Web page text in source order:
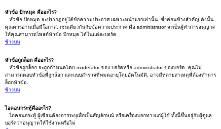
หัวข้อ ปักหมุด คืออะไร?
หัวข้อ ปักหมุด จะปรากฏอยู่ใต้ข้อความประกาศ เฉพาะหน้าแรกเท่านั้น. ซึ่งค่อนข้างสำคัญ ดังนั้น
คุณควรอ่านเมื่อมีโอกาส. เช่นเดียวกันกับข้อความประกาศ คือ administrator จะเป็นผู้ทำการอนุญาต
ให้คุณสามารถโพสต์หัวข้อ ปักหมุด ได้ในแต่ละบอร์ด.
ข้างบน
หัวข้อถูกล็อก คืออะไร?
หัวข้อถูกล็อก จะถูกกำหนดโดย moderator ของ บอร์ดหรือ administrator ของบอร์ด. คุณไม่
สามารถตอบหัวข้อที่ถูกล็อก และแบบสำรวจที่หมดอายุโดยอัตโนมัติ. อาจมีหลายสาเหตุที่ต้องทำการ
ล็อกหัวข้อ.
ข้างบน
ไอคอนกระทู้คืออะไร?
ไอคอนกระทู้ ผู้เขียนต้องการระบุเพื่อเป็นสัญลักษณ์ หรือเครื่องบอกทางแก่ผู้ใช้ ทั้งนี้ขึ้นอยู่กับผู้ดูแล
บอร์ดว่าอนุญาตให้ใช้งานหรือไม่